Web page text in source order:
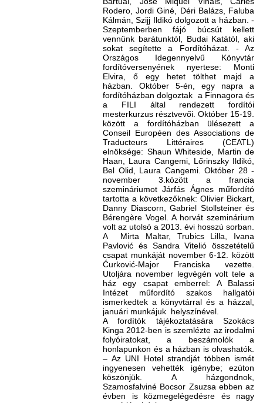
Rodero, Jordi Giné, Déri Balázs, Faluba
Kálmán, Szijj Ildikó dolgozott a házban. -
Szeptemberben fájó búcsút kellett
vennünk barátunktól, Budai Katától, aki
sokat segítette a Fordítóházat. - Az
Országos Idegennyelvű Könyvtár
fordítóversenyének nyertese: Monti
Elvira, ő egy hetet tölthet majd a
házban. Október 5-én, egy napra a
fordítóházban dolgoztak a Finnagora és
a FILI által rendezett fordítói
mesterkurzus résztvevői. Október 15-19.
között a fordítóházban ülésezett a
Conseil Européen des Associations de
Traducteurs Littéraires (CEATL)
elnöksége: Shaun Whiteside, Martin de
Haan, Laura Cangemi, Lőrinszky Ildikó,
Bel Olid, Laura Cangemi. Október 28 -
november 3.között a francia
szemináriumot Járfás Ágnes műfordító
tartotta a következőknek: Olivier Bickart,
Danny Diascorn, Gabriel Stollsteiner és
Bérengère Vogel. A horvát szeminárium
volt az utolsó a 2013. évi hosszú sorban.
A Mirta Maltar, Trubics Lilla, Ivana
Pavlović és Sandra Vitelió összetételű
csapat munkáját november 6-12. között
Ćurković-Major Franciska vezette.
Utoljára november legvégén volt tele a
ház egy csapat emberrel: A Balassi
Intézet műfordító szakos hallgatói
ismerkedtek a könyvtárral és a házzal,
januári munkájuk helyszínével.
A fordítók tájékoztatására Szokács
Kinga 2012-ben is szemlézte az irodalmi
folyóiratokat, a beszámolók a
honlapunkon és a házban is olvashatók.
– Az UNI Hotel strandját többen ismét
ingyenesen vehették igénybe; ezúton
köszönjük. A házgondnok,
Szamosfalviné Bocsor Zsuzsa ebben az
évben is közmegelégedésre és nagy